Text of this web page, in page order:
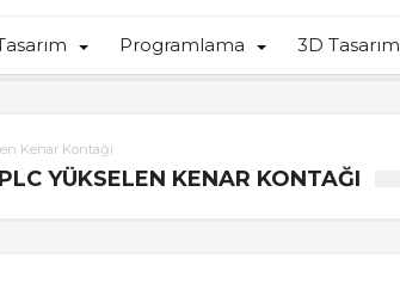
Programlama 3D Tasarım
Kenar Kontağı
YÜKSELEN KENAR KONTAĞI